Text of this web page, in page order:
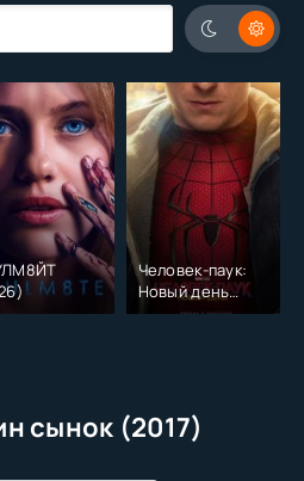
Человек-паук:
Новый день
(2026)
сынок (2017)